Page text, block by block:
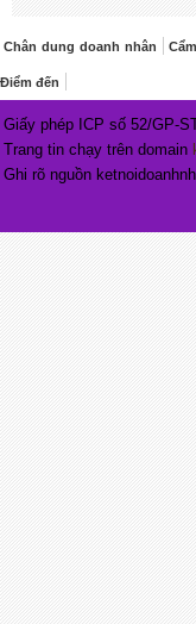
Chân dung doanh nhân
Điểm đến
Giấy phép ICP số 52/GP-
Trang tin chạy trên domain
Ghi rõ nguồn